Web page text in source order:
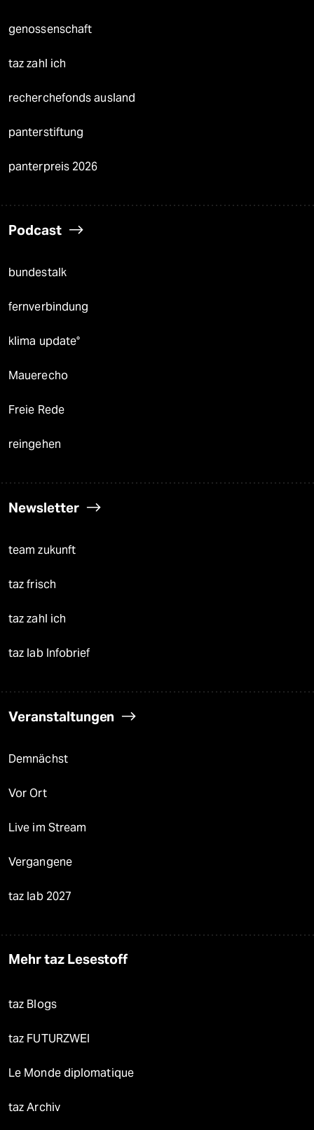
genossenschaft
taz zahl ich
recherchefonds ausland
panterstiftung
panterpreis 2026
Podcast
bundestalk
fernverbindung
klima update°
Mauerecho
Freie Rede
reingehen
Newsletter
team zukunft
taz frisch
taz zahl ich
taz lab Infobrief
Veranstaltungen
Demnächst
Vor Ort
Live im Stream
Vergangene
taz lab 2027
Mehr taz Lesestoff
taz Blogs
taz FUTURZWEI
Le Monde diplomatique
taz Archiv